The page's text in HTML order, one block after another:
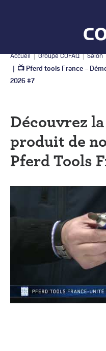
Accueil Groupe COFAQ Salon
📺 Pferd tools France –
2026 #7
Découvrez
produit de
Pferd Tools